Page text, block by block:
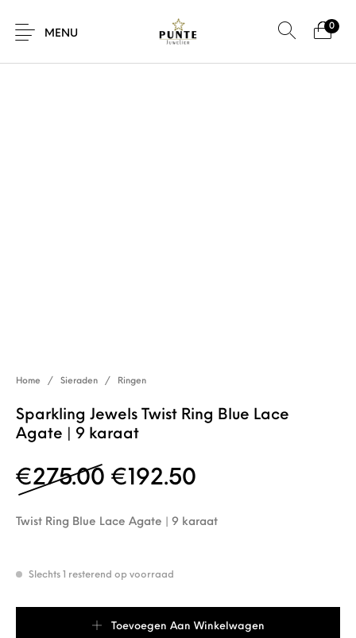
MENU
0
SALE!
Home / Sieraden / Ringen
Sparkling Jewels Twist Ring Blue Lace
Agate | 9 karaat
€275.00 Oorspronkelijke prijs
€ 192.50
Twist Ring Blue Lace Agate | 9 karaat
Slechts 1 resterend op voorraad
Toevoegen Aan Winkelwagen